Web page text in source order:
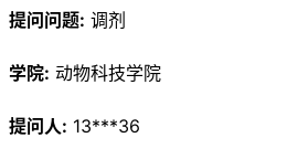
提问问题: 调剂
学院: 动物科技学院
提问人: 13***36